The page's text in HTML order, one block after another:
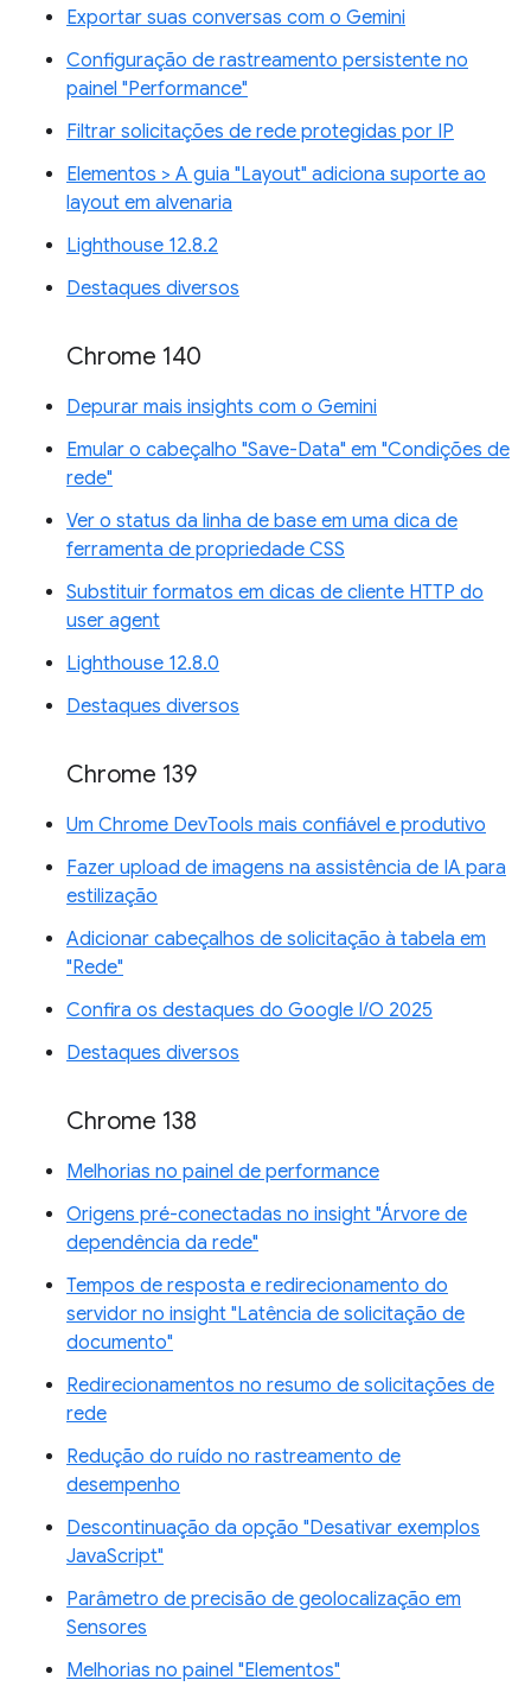
Exportar suas conversas com o Gemini
Configuração de rastreamento persistente no
painel "Performance"
Filtrar solicitações de rede protegidas por IP
Elementos > A guia "Layout" adiciona suporte ao
layout em alvenaria
Lighthouse 12.8.2
Destaques diversos
Chrome 140
Depurar mais insights com o Gemini
Emular o cabeçalho "Save-Data" em "Condições de
rede"
Ver o status da linha de base em uma dica de
ferramenta de propriedade CSS
Substituir formatos em dicas de cliente HTTP do
user agent
Lighthouse 12.8.0
Destaques diversos
Chrome 139
Um Chrome DevTools mais confiável e produtivo
Fazer upload de imagens na assistência de IA para
estilização
Adicionar cabeçalhos de solicitação à tabela em
"Rede"
Confira os destaques do Google I/O 2025
Destaques diversos
Chrome 138
Melhorias no painel de performance
Origens pré-conectadas no insight "Árvore de
dependência da rede"
Tempos de resposta e redirecionamento do
servidor no insight "Latência de solicitação de
documento"
Redirecionamentos no resumo de solicitações de
rede
Redução do ruído no rastreamento de
desempenho
Descontinuação da opção "Desativar exemplos
JavaScript"
Parâmetro de precisão de geolocalização em
Sensores
Melhorias no painel "Elementos"